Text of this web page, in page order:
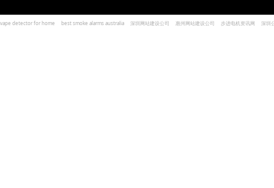
vape detector for home best smoke alarms australia 深圳网站建设公司 惠州网站建设公司 步进电机资讯网 深圳